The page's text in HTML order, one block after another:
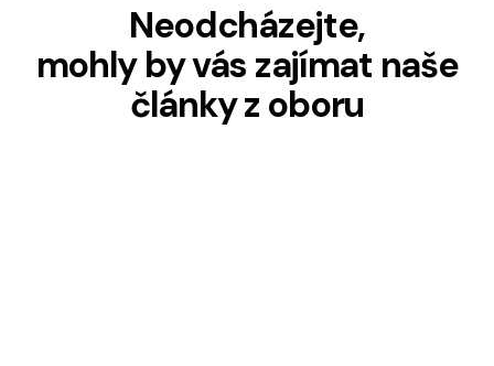
Neodcházejte,
mohly by vás zajímat naše
články z oboru